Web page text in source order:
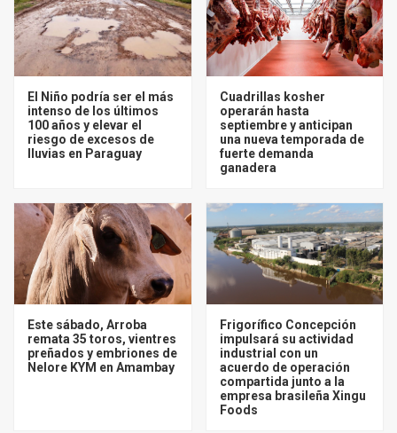
El Niño podría ser el más
intenso de los últimos
100 años y elevar el
riesgo de excesos de
lluvias en Paraguay
Cuadrillas kosher
operarán hasta
septiembre y anticipan
una nueva temporada de
fuerte demanda
ganadera
Este sábado, Arroba
remata 35 toros, vientres
preñados y embriones de
Nelore KYM en Amambay
Frigorífico Concepción
impulsará su actividad
industrial con un
acuerdo de operación
compartida junto a la
empresa brasileña Xingu
Foods